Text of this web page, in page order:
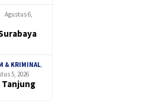
Agustus 6,
& KRIMINAL
5, 2026
Tanjung